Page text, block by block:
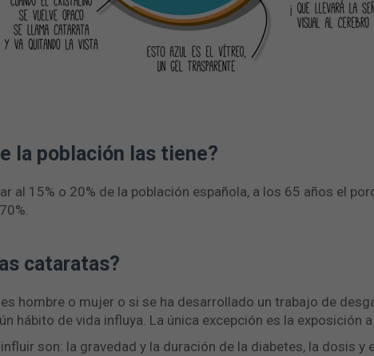
la población las tiene?
al 15% o 20% de la población española, a los 65 años el
cataratas?
hombre o mujer o si se ha desarrollado un trabajo de
hábito de vida influya. La única excepción es la exposición
son: la gravedad y la duración de la diabetes, la dosis